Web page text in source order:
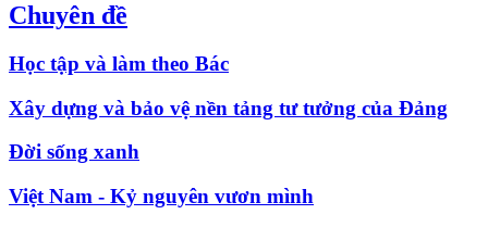
Chuyên đề
Học tập và làm theo Bác
Xây dựng và bảo vệ nền tảng tư tưởng của Đảng
Đời sống xanh
Việt Nam - Kỷ nguyên vươn mình